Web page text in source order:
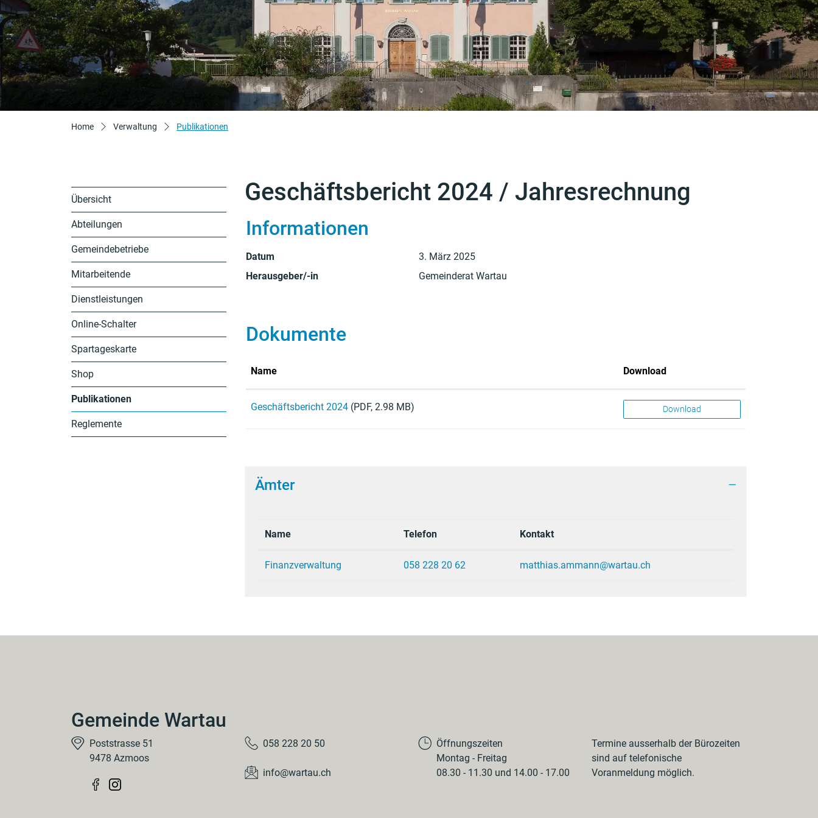
Home Verwaltung Publikationen
Übersicht
Abteilungen
Gemeindebetriebe
Mitarbeitende
Dienstleistungen
Online-Schalter
Spartageskarte
Shop
Publikationen
(ausgewählt)
Reglemente
Geschäftsbericht 2024 / Jahresrechnung
Informationen
Datum
3. März 2025
Herausgeber/-in
Gemeinderat Wartau
Dokumente
Name Download
Geschäftsbericht 2024 (PDF, 2.98 MB) Download
Zugehörige Objekte
Ämter
Name Telefon Kontakt
Finanzverwaltung 058 228 20 62 matthias.ammann@wartau.ch
Gemeinde Wartau
Poststrasse 51
9478 Azmoos
058 228 20 50
info@wartau.ch
Öffnungszeiten
Montag - Freitag
08.30 - 11.30 und 14.00 - 17.00
Termine ausserhalb der Bürozeiten
sind auf telefonische
Voranmeldung möglich.